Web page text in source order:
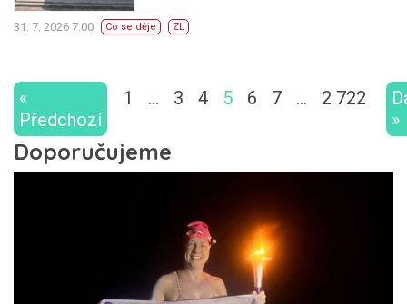
31. 7. 2026 7:00 Co se děje ZL
«
Předchozí
1 … 3 4 5 6 7 … 2 722
»